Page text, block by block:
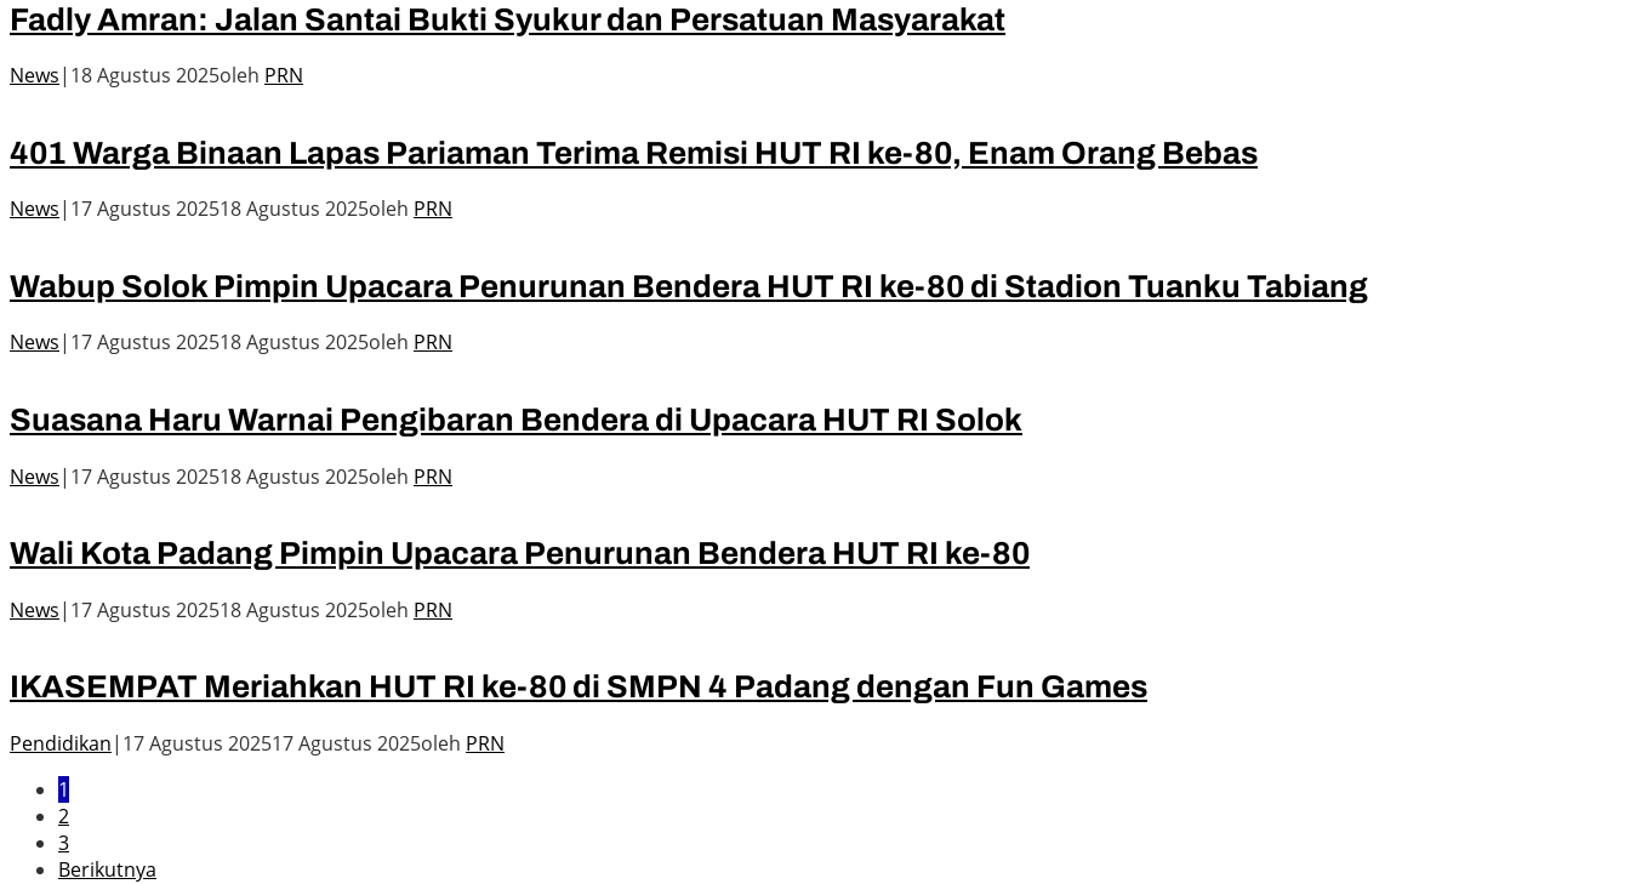
Fadly Amran: Jalan Santai Bukti Syukur dan Persatuan Masyarakat
News| 18 Agustus 2025oleh PRN
401 Warga Binaan Lapas Pariaman Terima Remisi HUT RI ke-80, Enam Orang Bebas
News| 17 Agustus 202518 Agustus 2025oleh PRN
Wabup Solok Pimpin Upacara Penurunan Bendera HUT RI ke-80 di Stadion Tuanku Tabiang
News| 17 Agustus 202518 Agustus 2025oleh PRN
Suasana Haru Warnai Pengibaran Bendera di Upacara HUT RI Solok
News| 17 Agustus 202518 Agustus 2025oleh PRN
Wali Kota Padang Pimpin Upacara Penurunan Bendera HUT RI ke-80
News| 17 Agustus 202518 Agustus 2025oleh PRN
IKASEMPAT Meriahkan HUT RI ke-80 di SMPN 4 Padang dengan Fun Games
Pendidikan| 17 Agustus 202517 Agustus 2025oleh PRN
1
2
3
Berikutnya